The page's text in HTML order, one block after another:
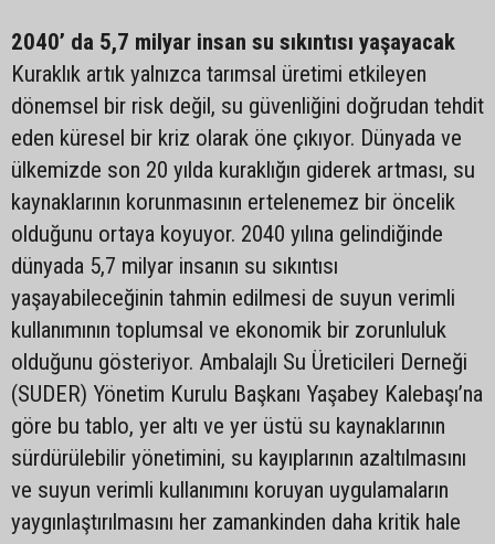
2040’ da 5,7 milyar insan su sıkıntısı yaşayacak
Kuraklık artık yalnızca tarımsal üretimi etkileyen
dönemsel bir risk değil, su güvenliğini doğrudan tehdit
eden küresel bir kriz olarak öne çıkıyor. Dünyada ve
ülkemizde son 20 yılda kuraklığın giderek artması, su
kaynaklarının korunmasının ertelenemez bir öncelik
olduğunu ortaya koyuyor. 2040 yılına gelindiğinde
dünyada 5,7 milyar insanın su sıkıntısı
yaşayabileceğinin tahmin edilmesi de suyun verimli
kullanımının toplumsal ve ekonomik bir zorunluluk
olduğunu gösteriyor. Ambalajlı Su Üreticileri Derneği
(SUDER) Yönetim Kurulu Başkanı Yaşabey Kalebaşı’na
göre bu tablo, yer altı ve yer üstü su kaynaklarının
sürdürülebilir yönetimini, su kayıplarının azaltılmasını
ve suyun verimli kullanımını koruyan uygulamaların
yaygınlaştırılmasını her zamankinden daha kritik hale